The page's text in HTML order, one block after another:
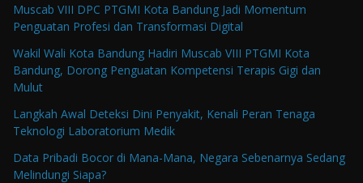
Muscab VIII DPC PTGMI Kota Bandung Jadi Momentum
Penguatan Profesi dan Transformasi Digital
Wakil Wali Kota Bandung Hadiri Muscab VIII PTGMI Kota
Bandung, Dorong Penguatan Kompetensi Terapis Gigi dan
Mulut
Langkah Awal Deteksi Dini Penyakit, Kenali Peran Tenaga
Teknologi Laboratorium Medik
Data Pribadi Bocor di Mana-Mana, Negara Sebenarnya Sedang
Melindungi Siapa?